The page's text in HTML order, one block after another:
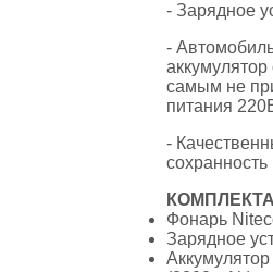
- Зарядное
-
самым не
питания
-
Фонарь
Зарядное